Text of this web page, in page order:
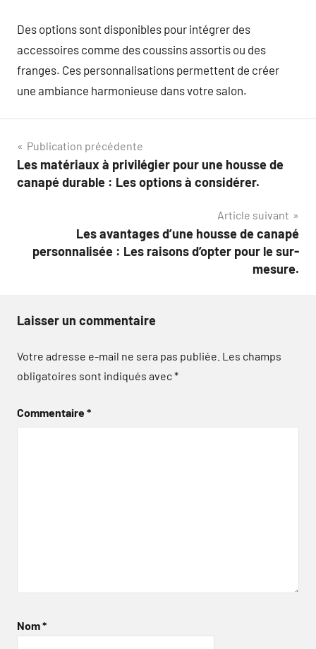
Des options sont disponibles pour intégrer des
accessoires comme des coussins assortis ou des
franges. Ces personnalisations permettent de créer
une ambiance harmonieuse dans votre salon.
Navigation
de
Publication précédente
Les matériaux à privilégier pour une housse de
canapé durable : Les options à considérer.
Article suivant
Les avantages d’une housse de canapé
personnalisée : Les raisons d’opter pour le sur-
mesure.
Laisser un commentaire
Votre adresse e-mail ne sera pas publiée. Les champs
obligatoires sont indiqués avec*
Commentaire*
Nom*